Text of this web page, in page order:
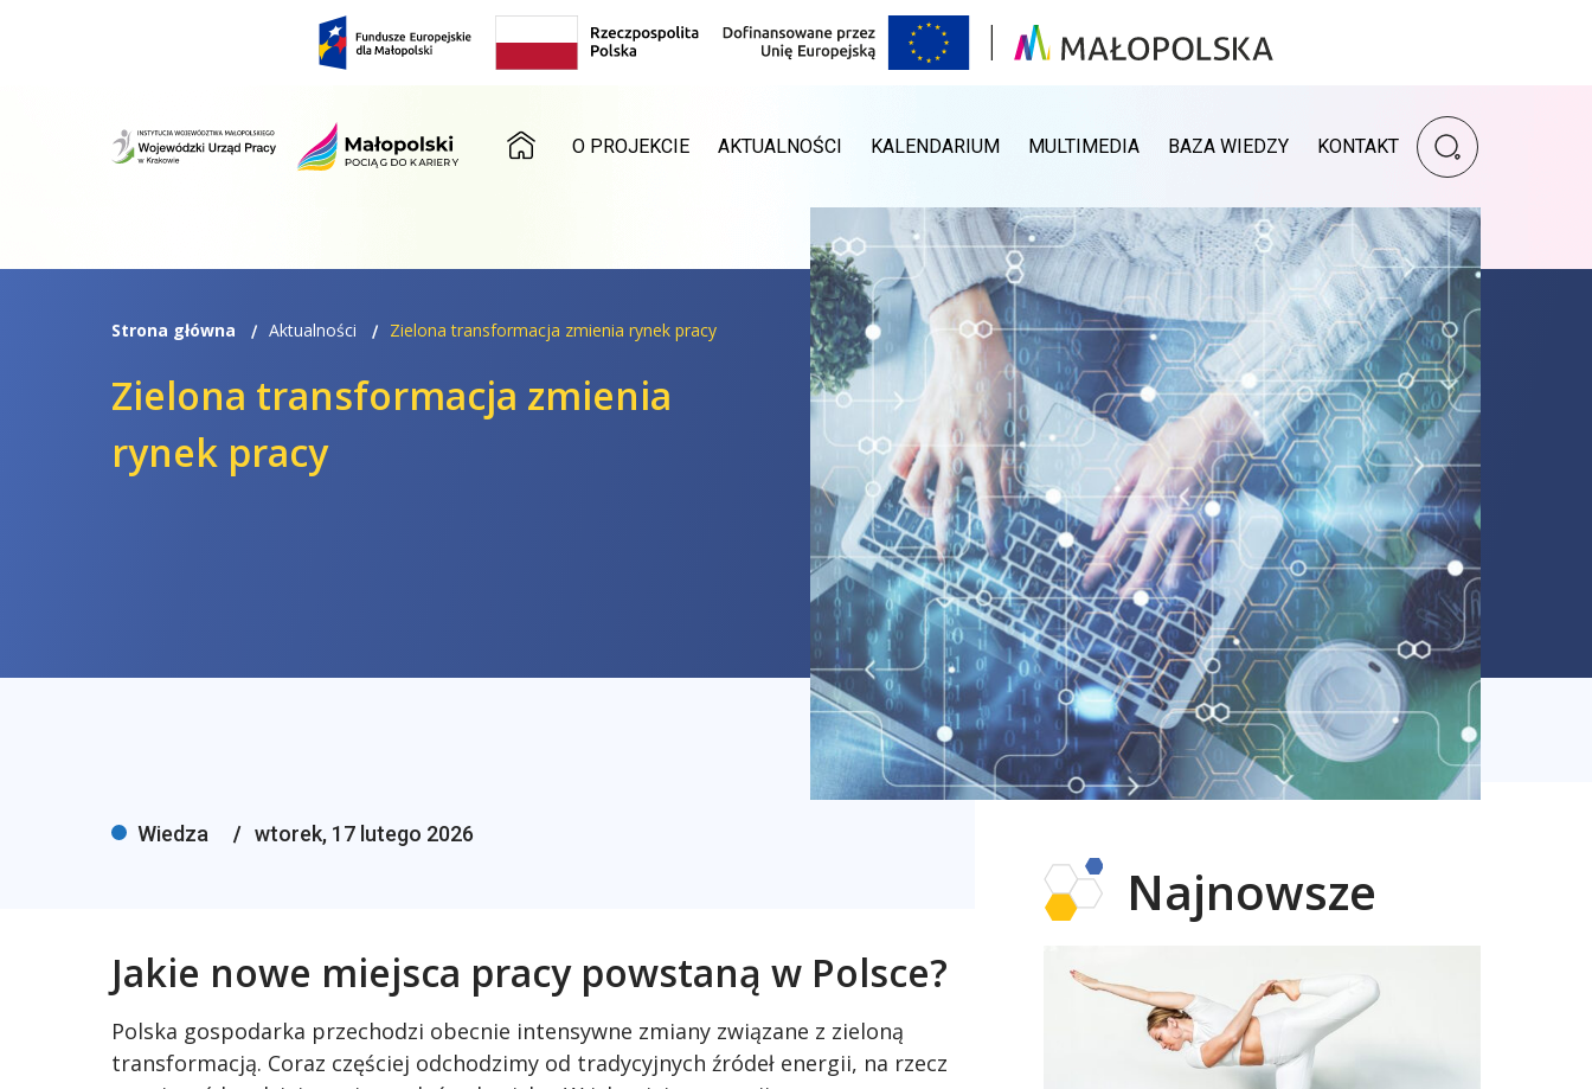
STRONA GŁÓWNA
O PROJEKCIE AKTUALNOŚCI KALENDARIUM MULTIMEDIA BAZA WIEDZY KONTAKT
Wpisz szukaną
Wyszukiwarka
Strona główna Aktualności Zielona transformacja zmienia rynek pracy
Zielona transformacja zmienia
rynek pracy
Wiedza wtorek, 17 lutego 2026
Jakie nowe miejsca pracy powstaną w Polsce?
Polska gospodarka przechodzi obecnie intensywne zmiany związane z zieloną
transformacją. Coraz częściej odchodzimy od tradycyjnych źródeł energii, na rzecz
Najnowsze